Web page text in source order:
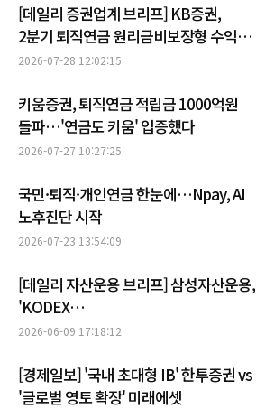
[데일리 증권업계 브리프] KB증권,
2분기 퇴직연금 원리금비보장형 수익률
1위 달성 外
2026-07-28 12:02:15
키움증권, 퇴직연금 적립금 1000억원
돌파…'연금도 키움' 입증했다
2026-07-27 10:27:25
국민·퇴직·개인연금 한눈에…Npay, AI
노후진단 시작
2026-07-23 13:54:09
[데일리 자산운용 브리프] 삼성자산운용,
'KODEX
현대차로보틱스밸류체인TOP3플러스'
2026-06-09 17:18:12
[경제일보] '국내 초대형 IB' 한투증권 vs
'글로벌 영토 확장' 미래에셋